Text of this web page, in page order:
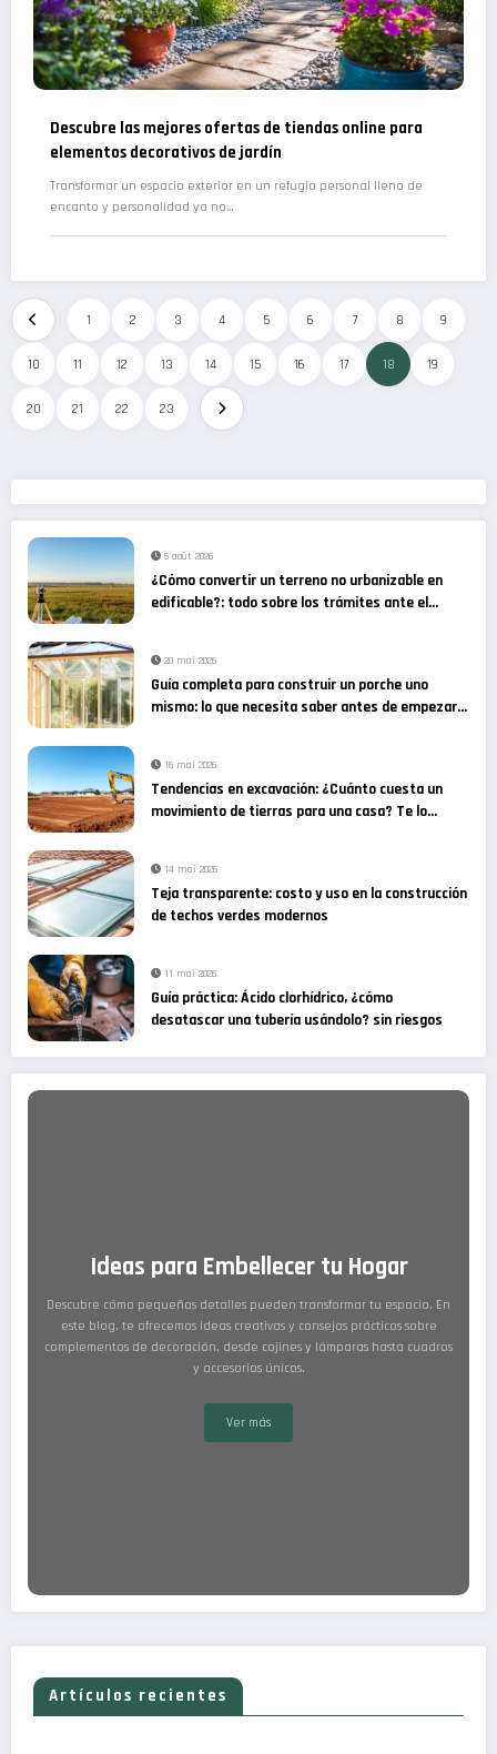
Descubre las mejores ofertas de tiendas online para
elementos decorativos de jardín
Transformar un espacio exterior en un refugio personal lleno de
encanto y personalidad ya no…
1 2 3 4 5 6 7 8 9
10 11 12 13 14 15 16 17 18 19
20 21 22 23
5 août 2026
¿Cómo convertir un terreno no urbanizable en
edificable?: todo sobre los trámites ante el
20 mai 2026
Guía completa para construir un porche uno
mismo: lo que necesita saber antes de empezar
16 mai 2026
Tendencias en excavación: ¿Cuánto cuesta un
movimiento de tierras para una casa? Te lo
14 mai 2026
Teja transparente: costo y uso en la construcción
de techos verdes modernos
11 mai 2026
Guía práctica: Ácido clorhídrico, ¿cómo
desatascar una tubería usándolo? sin riesgos
Ideas para Embellecer tu Hogar
Descubre cómo pequeños detalles pueden transformar tu espacio. En
este blog, te ofrecemos ideas creativas y consejos prácticos sobre
complementos de decoración, desde cojines y lámparas hasta cuadros
y accesorios únicos.
Ver más
Artículos recientes